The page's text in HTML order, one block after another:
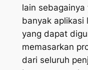
lain
banyak aplikasi
yang dapat
memasarkan
dari seluruh